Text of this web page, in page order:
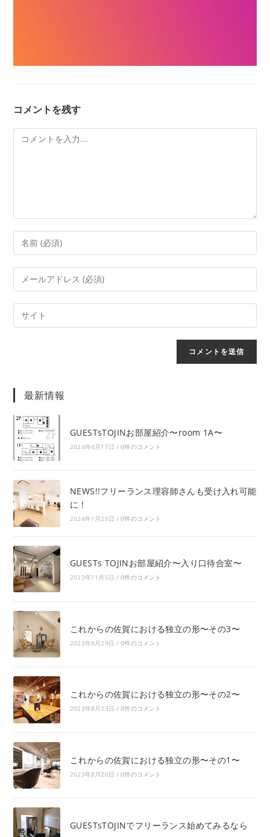
コメントを残す
最新情報
GUESTsTOJINお部屋紹介〜room 1A〜
2024年4月17日 / 0件のコメント
NEWS!!フリーランス理容師さんも受け入れ可能
に！
2024年1月25日 / 0件のコメント
GUESTs TOJINお部屋紹介〜入り口待合室〜
2023年11月5日 / 0件のコメント
これからの佐賀における独立の形〜その3〜
2023年8月29日 / 0件のコメント
これからの佐賀における独立の形〜その2〜
2023年8月23日 / 0件のコメント
これからの佐賀における独立の形〜その1〜
2023年8月20日 / 0件のコメント
GUESTsTOJINでフリーランス始めてみるなら